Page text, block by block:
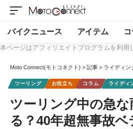
バイクニュース アイテム
本ページはアフィリエイトプログラムを利用
Moto Connect(モトコネクト) > 記事 > ライディン
ツーリング お役立ち コラム ライディ
ツーリング中の急な
る？40年超無事故